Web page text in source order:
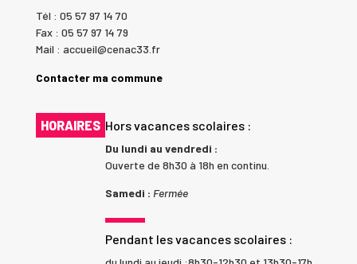
Tél : 05 57 97 14 70
Fax : 05 57 97 14 79
Mail : accueil@cenac33.fr
Contacter ma commune
HORAIRES Hors vacances scolaires :
Du lundi au vendredi :
Ouverte de 8h30 à 18h en continu.
Samedi : Fermée
Pendant les vacances scolaires :